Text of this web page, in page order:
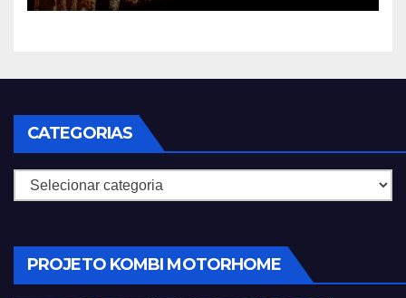
CATEGORIAS
Categorias
PROJETO KOMBI MOTORHOME